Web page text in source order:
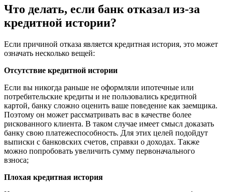
Что делать, если банк отказал из-за
кредитной истории?
Если причиной отказа является кредитная история, это может
означать несколько вещей:
Отсутствие кредитной истории
Если вы никогда раньше не оформляли ипотечные или
потребительские кредиты и не пользовались кредитной
картой, банку сложно оценить ваше поведение как заемщика.
Поэтому он может рассматривать вас в качестве более
рискованного клиента. В таком случае имеет смысл доказать
банку свою платежеспособность. Для этих целей подойдут
выписки с банковских счетов, справки о доходах. Также
можно попробовать увеличить сумму первоначального
взноса;
Плохая кредитная история